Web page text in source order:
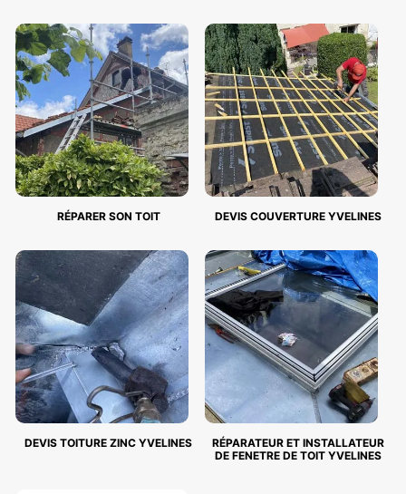
RÉPARER SON TOIT DEVIS COUVERTURE YVELINES
DEVIS TOITURE ZINC YVELINES
RÉPARATEUR ET INSTALLATEUR
DE FENETRE DE TOIT YVELINES